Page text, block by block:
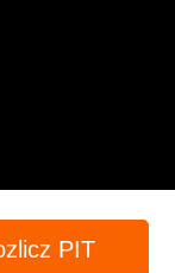
PIT